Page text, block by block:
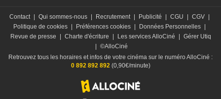
Contact Qui sommes-nous Recrutement Publicité CGU CGV
Politique de cookies
Préférences cookies Données Personnelles
Revue de presse
Charte d'écriture Les services AlloCiné
Gérer Utiq
©AlloCiné
Retrouvez tous les horaires et infos de votre cinéma sur le numéro AlloCiné :
0 892 892 892(0,90€/minute)